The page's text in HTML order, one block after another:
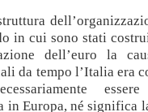
in cui sono stati
dell’euro la
da tempo l’Italia era
in Europa, né significa